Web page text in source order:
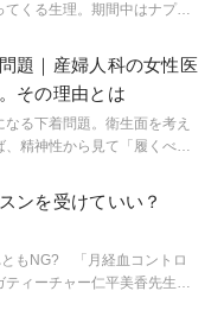
くる生理。期間中はナプキ
なったり。けれども、そんな
生活し、運動を楽しむことが
しょう。そんな私たちのさ
出してくれたのが、ニュー
（シンクス）。人に優し
ものにしてくれると話題のシ
ました。
題｜産婦人科の女性医
その理由とは
る下着問題。衛生面を考え
精神性から見て「履くべき
ンを受けていい？
もNG? 「月経血コントロ
ィーチャー仁平美香先生に